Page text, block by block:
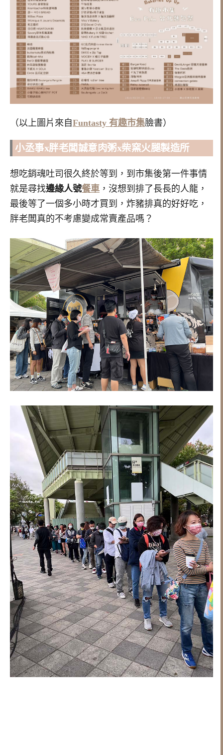
（以上圖片來自 Funtasty 有趣市集臉書）
小丞事x胖老闆誠意肉粥x柴窯火腿製造所
想吃銷魂吐司很久終於等到，到市集後第一件事情
就是尋找邊緣人號餐車 ，沒想到排了長長的人龍，
最後等了一個多小時才買到，炸豬排真的好好吃，
胖老闆真的不考慮變成常賣產品嗎？